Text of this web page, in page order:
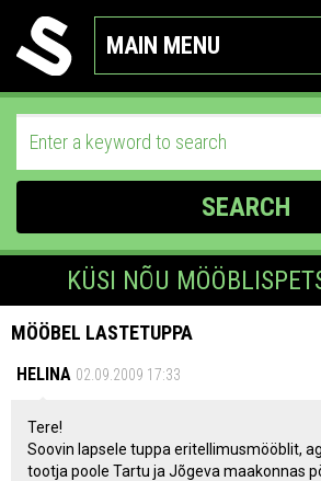
MAIN MENU
SEARCH
KÜSI NÕU
MÖÖBEL LASTETUPPA
HELINA 02.09.2009 17:33
Tere!
Soovin lapsele tuppa eritellimusmööblit,
tootja poole Tartu ja Jõgeva maakonnas